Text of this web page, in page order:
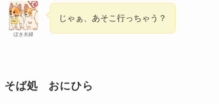
ぽき夫婦
じゃぁ、あそこ行っちゃう？
そば処 おにひら